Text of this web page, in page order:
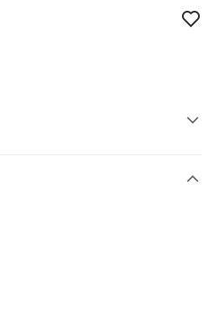
才付款」的支付方式。 讓您購物簡單